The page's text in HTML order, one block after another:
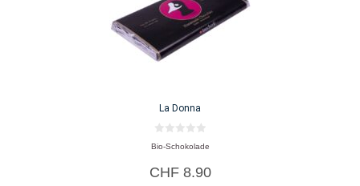
La Donna
0
v
n
5
Bio-Schokolade
CHF8.90